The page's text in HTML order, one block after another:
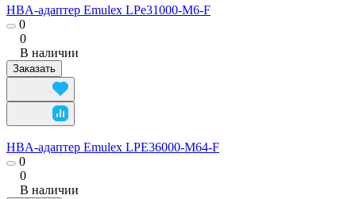
HBA-адаптер Emulex LPe31000-M6-F
0
0
В наличии
Заказать
HBA-адаптер Emulex LPE36000-M64-F
0
0
В наличии